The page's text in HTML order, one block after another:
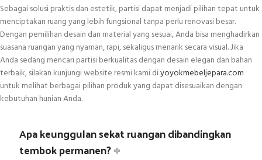
Sebagai solusi praktis dan estetik, partisi dapat menjadi pilihan tepat untuk
menciptakan ruang yang lebih fungsional tanpa perlu renovasi besar.
Dengan pemilihan desain dan material yang sesuai, Anda bisa menghadirkan
suasana ruangan yang nyaman, rapi, sekaligus menarik secara visual. Jika
Anda sedang mencari partisi berkualitas dengan desain elegan dan bahan
terbaik, silakan kunjungi website resmi kami diyoyokmebeljepara.com
untuk melihat berbagai pilihan produk yang dapat disesuaikan dengan
kebutuhan hunian Anda.
Apa keunggulan sekat ruangan dibandingkan
tembok permanen?